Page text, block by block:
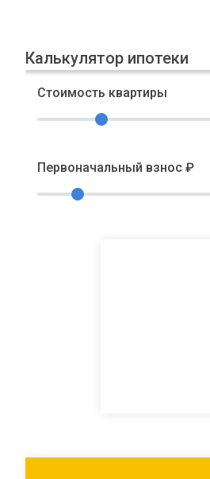
Калькулятор ипотеки
Стоимость квартиры
Первоначальный взнос ₽